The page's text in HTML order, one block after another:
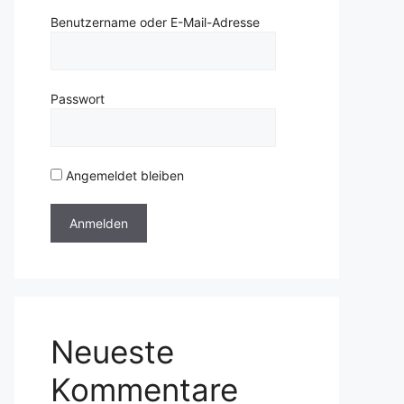
Benutzername oder E-Mail-Adresse
Passwort
Angemeldet bleiben
Neueste
Kommentare